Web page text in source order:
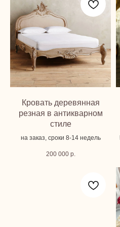
Кровать деревянная
резная в антикварном
стиле
на заказ, сроки 8-14 недель
200 000 р.